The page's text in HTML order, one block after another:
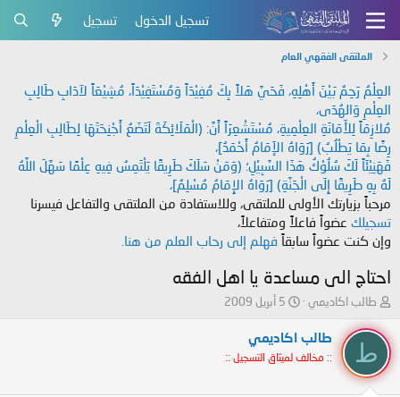
تسجيل الدخول تسجيل
الملتقى الفقهي العام
العِلْمُ رَحِمٌ بَيْنَ أَهْلِهِ، فَحَيَّ هَلاً بِكَ مُفِيْدَاً وَمُسْتَفِيْدَاً، مُشِيْعَاً لآدَابِ طَالِبِ
العِلْمِ وَالهُدَى،
مُلازِمَاً لِلأَمَانَةِ العِلْمِيةِ، مُسْتَشْعِرَاً أَنَّ: (الْمَلَائِكَةَ لَتَضَعُ أَجْنِحَتَهَا لِطَالِبِ الْعِلْمِ
رِضًا بِمَا يَطْلُبُ) [رَوَاهُ الإَمَامُ أَحْمَدُ]،
فَهَنِيْئَاً لَكَ سُلُوْكُ هَذَا السَّبِيْلِ؛ (وَمَنْ سَلَكَ طَرِيقًا يَلْتَمِسُ فِيهِ عِلْمًا سَهَّلَ اللَّهُ
لَهُ بِهِ طَرِيقًا إِلَى الْجَنَّةِ) [رَوَاهُ الإِمَامُ مُسْلِمٌ]،
مرحباً بزيارتك الأولى للملتقى، وللاستفادة من الملتقى والتفاعل فيسرنا
تسجيلك عضواً فاعلاً ومتفاعلاً،
وإن كنت عضواً سابقاً فهلم إلى رحاب العلم من هنا.
احتاج الى مساعدة يا اهل الفقه
ب
د
ا
ل
طالب اكاديمي
ت
ر
خ
5 أبريل 2009
ط
طالب اكاديمي
:: مخالف لميثاق التسجيل ::